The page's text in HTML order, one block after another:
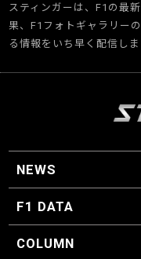
スティンガーは、F1の最
果、F1フォトギャラリー
る情報をいち早く配信しま
NEWS
F1 ニュース
F1 DATA
F1 日程
F1 データ
COLUMN